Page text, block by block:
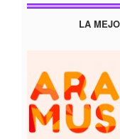
LA